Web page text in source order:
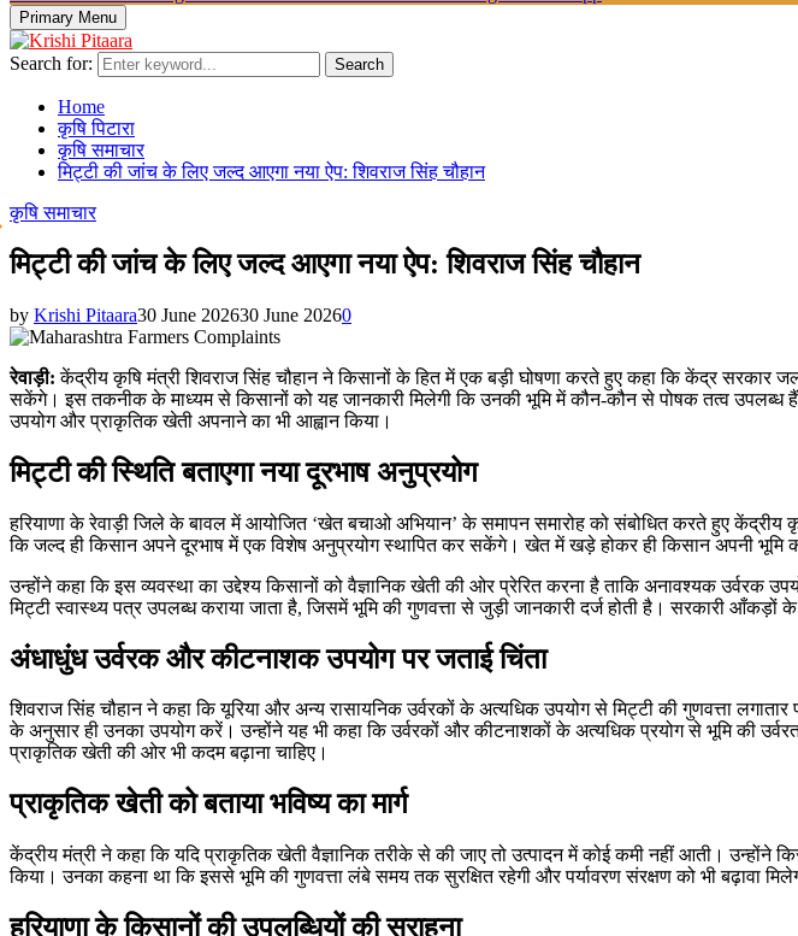
Primary Menu
Search for: Search
Home
कृषि पिटारा
कृषि समाचार
मिट्टी की जांच के लिए जल्द आएगा नया ऐप: शिवराज सिंह चौहान
कृषि समाचार
मिट्टी की जांच के लिए जल्द आएगा नया ऐप: शिवराज सिंह चौहान
by Krishi Pitaara30 June 202630 June 20260
रेवाड़ी: केंद्रीय कृषि मंत्री शिवराज सिंह चौहान ने किसानों के हित में एक बड़ी घोषणा करते हुए कहा कि केंद्र सरकार
सकेंगे। इस तकनीक के माध्यम से किसानों को यह जानकारी मिलेगी कि उनकी भूमि में कौन-कौन से पोषक तत्व उपलब्ध हैं
उपयोग और प्राकृतिक खेती अपनाने का भी आह्वान किया।
मिट्टी की स्थिति बताएगा नया दूरभाष अनुप्रयोग
हरियाणा के रेवाड़ी जिले के बावल में आयोजित ‘खेत बचाओ अभियान’ के समापन समारोह को संबोधित करते हुए
कि जल्द ही किसान अपने दूरभाष में एक विशेष अनुप्रयोग स्थापित कर सकेंगे। खेत में खड़े होकर ही किसान अपनी भूमि
उन्होंने कहा कि इस व्यवस्था का उद्देश्य किसानों को वैज्ञानिक खेती की ओर प्रेरित करना है ताकि अनावश्यक उर्वरक
मिट्टी स्वास्थ्य पत्र उपलब्ध कराया जाता है, जिसमें भूमि की गुणवत्ता से जुड़ी जानकारी दर्ज होती है। सरकारी
अंधाधुंध उर्वरक और कीटनाशक उपयोग पर जताई चिंता
शिवराज सिंह चौहान ने कहा कि यूरिया और अन्य रासायनिक उर्वरकों के अत्यधिक उपयोग से मिट्टी की गुणवत्ता
के अनुसार ही उनका उपयोग करें। उन्होंने यह भी कहा कि उर्वरकों और कीटनाशकों के अत्यधिक प्रयोग से भूमि की
प्राकृतिक खेती की ओर भी कदम बढ़ाना चाहिए।
प्राकृतिक खेती को बताया भविष्य का मार्ग
केंद्रीय मंत्री ने कहा कि यदि प्राकृतिक खेती वैज्ञानिक तरीके से की जाए तो उत्पादन में कोई कमी नहीं आती।
किया। उनका कहना था कि इससे भूमि की गुणवत्ता लंबे समय तक सुरक्षित रहेगी और पर्यावरण संरक्षण को भी बढ़ावा
हरियाणा के किसानों की उपलब्धियों की सराहना